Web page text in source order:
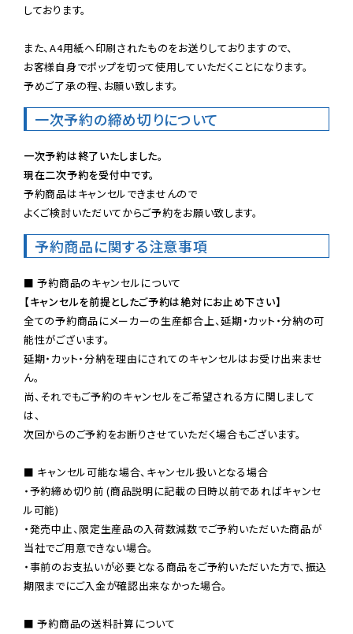
しております。
また、A4用紙へ印刷されたものをお送りしておりますので、
お客様自身でポップを切って使用していただくことになります。
予めご了承の程、お願い致します。
一次予約の締め切りについて
一次予約は終了いたしました。
現在二次予約を受付中です。
予約商品はキャンセルできませんので
よくご検討いただいてからご予約をお願い致します。
予約商品に関する注意事項
【キャンセルを前提としたご予約は絶対にお止め下さい】
全ての予約商品にメーカーの生産都合上、延期・カット・分納の可
能性がございます。
延期・カット・分納を理由にされてのキャンセルはお受け出来ませ
ん。
尚、それでもご予約のキャンセルをご希望される方に関しまして
は、
次回からのご予約をお断りさせていただく場合もございます。
■ キャンセル可能な場合、キャンセル扱いとなる場合
・予約締め切り前 (商品説明に記載の日時以前であればキャンセ
ル可能)
・発売中止、限定生産品の入荷数減数でご予約いただいた商品が
当社でご用意できない場合。
・事前のお支払いが必要となる商品をご予約いただいた方で、振込
期限までにご入金が確認出来なかった場合。
■ 予約商品の送料計算について